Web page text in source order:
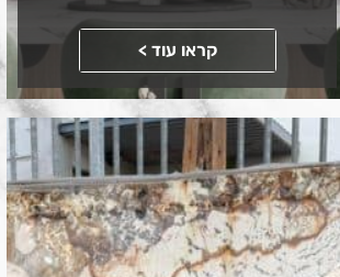
קראו עוד >